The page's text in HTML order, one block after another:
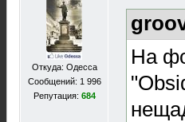
Откуда: Одесса
Сообщений: 1 996
Репутация: 684
На